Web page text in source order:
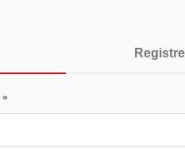
*Obligatoriskt